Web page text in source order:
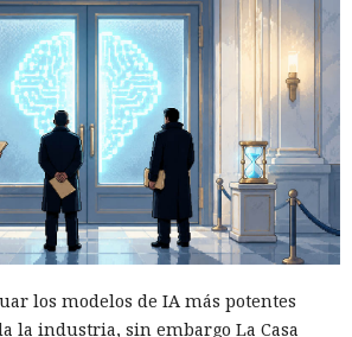
los modelos de IA más potentes
la industria, sin embargo La Casa